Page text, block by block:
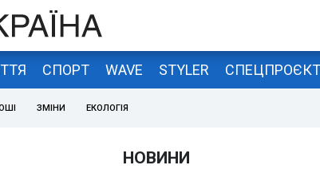
СПОРТ WAVE STYLER
ЗМІНИ ЕКОЛОГІЯ
НОВИНИ